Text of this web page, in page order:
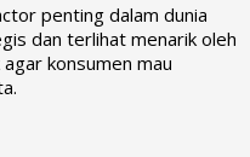
penting dalam dunia
dan terlihat menarik oleh
konsumen mau